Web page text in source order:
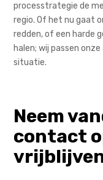
processtrategie de
regio. Of het nu gaat
redden, of een harde
halen; wij passen
situatie.
Neem
contact